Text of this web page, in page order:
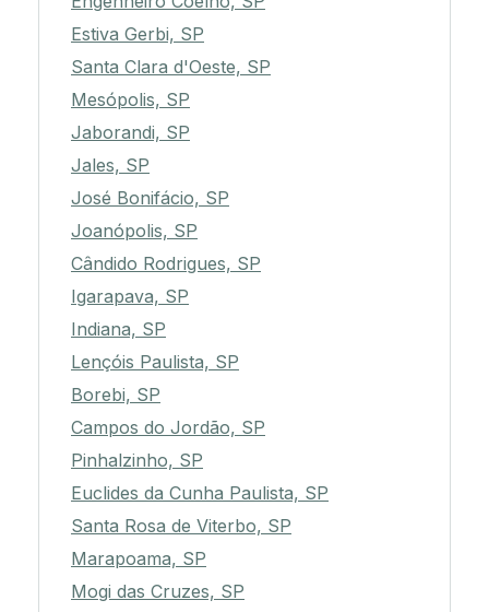
Estiva Gerbi, SP
Santa Clara d'Oeste, SP
Mesópolis, SP
Jaborandi, SP
Jales, SP
José Bonifácio, SP
Joanópolis, SP
Cândido Rodrigues, SP
Igarapava, SP
Indiana, SP
Lençóis Paulista, SP
Borebi, SP
Campos do Jordão, SP
Pinhalzinho, SP
Euclides da Cunha Paulista, SP
Santa Rosa de Viterbo, SP
Marapoama, SP
Mogi das Cruzes, SP